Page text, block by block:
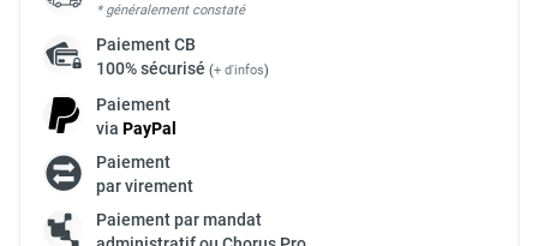
* généralement constaté
PaiementCB
100% sécurisé (+ d'infos)
Paiement
via PayPal
Paiement
par virement
Paiement par mandat